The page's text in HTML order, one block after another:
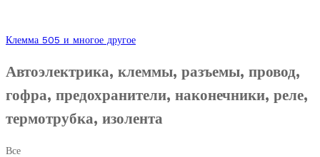
Клемма 505 и многое другое
Автоэлектрика, клеммы, разъемы, провод,
гофра, предохранители, наконечники, реле,
термотрубка, изолента
Все